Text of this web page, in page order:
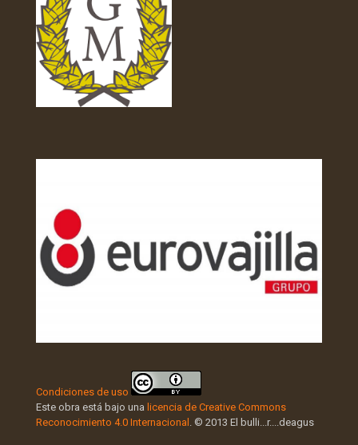
Condiciones de uso
Este obra está bajo una licencia de Creative Commons
Reconocimiento 4.0 Internacional
. © 2013 El bulli...r....deagus